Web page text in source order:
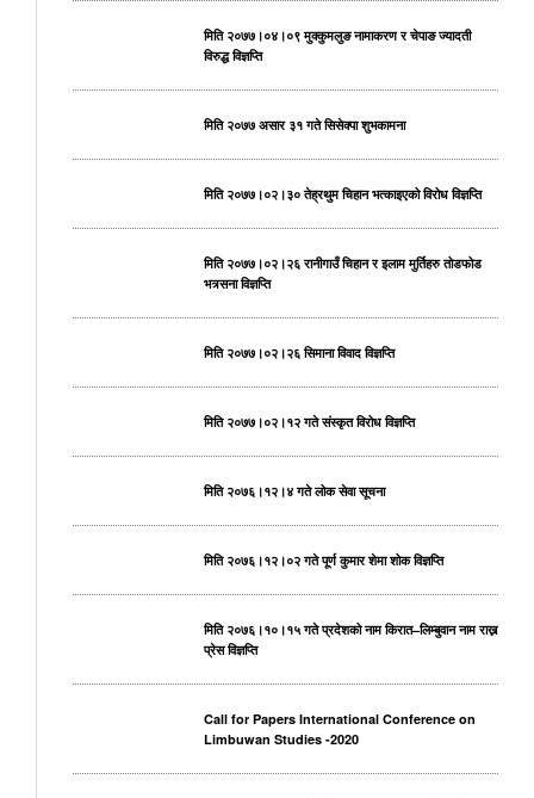
मिति २०७७।०४।०९ मुक्कुमलुङ नामाकरण र चेपाङ ज्यादती
विरुद्ध विज्ञप्ति
मिति २०७७ असार ३१ गते सिसेक्पा शुभकामना
मिति २०७७।०२।३० तेह्रथुम चिहान भत्काइएको विरोध विज्ञप्ति
मिति २०७७।०२।२६ रानीगाउँ चिहान र इलाम मुर्तिहरु तोडफोड
भत्र्सना विज्ञप्ति
मिति २०७७।०२।२६ सिमाना विवाद विज्ञप्ति
मिति २०७७।०२।१२ गते संस्कृत विरोध विज्ञप्ति
मिति २०७६।१२।४ गते लोक सेवा सूचना
मिति २०७६।१२।०२ गते पूर्ण कुमार शेमा शोक विज्ञप्ति
मिति २०७६।१०।१५ गते प्रदेशको नाम किरात–लिम्बुवान नाम राख्न
प्रेस विज्ञप्ति
Call for Papers International Conference on
Limbuwan Studies -2020